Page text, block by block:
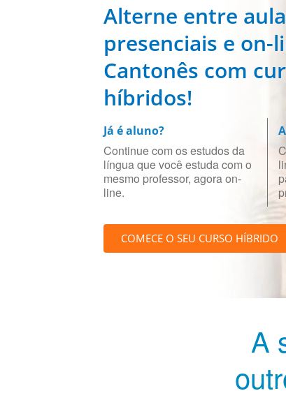
Alterne entre
presenciais e on-
Cantonês com
híbridos!
Já é aluno?
Continue com os estudos da
língua que você estuda com o
mesmo professor, agora on-
line.
COMECE O SEU CURSO HÍBRIDO
A